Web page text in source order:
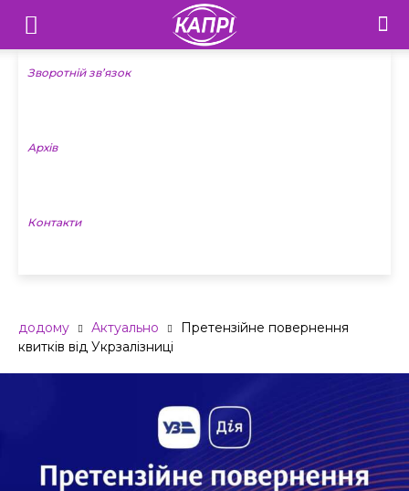
Телебачення
«Капрі»
Новини
Зворотній зв’язок
Архів
Контакти
додому Актуально
Претензійне повернення
квитків від Укрзалізниці